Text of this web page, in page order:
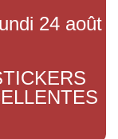
24 août